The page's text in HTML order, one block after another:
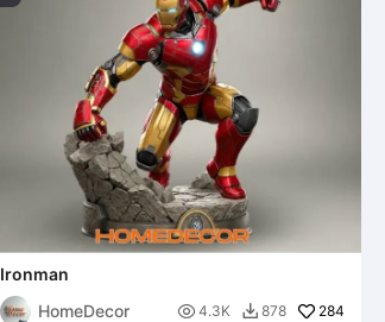
Ironman
HomeDecor
 4.3K  878 284